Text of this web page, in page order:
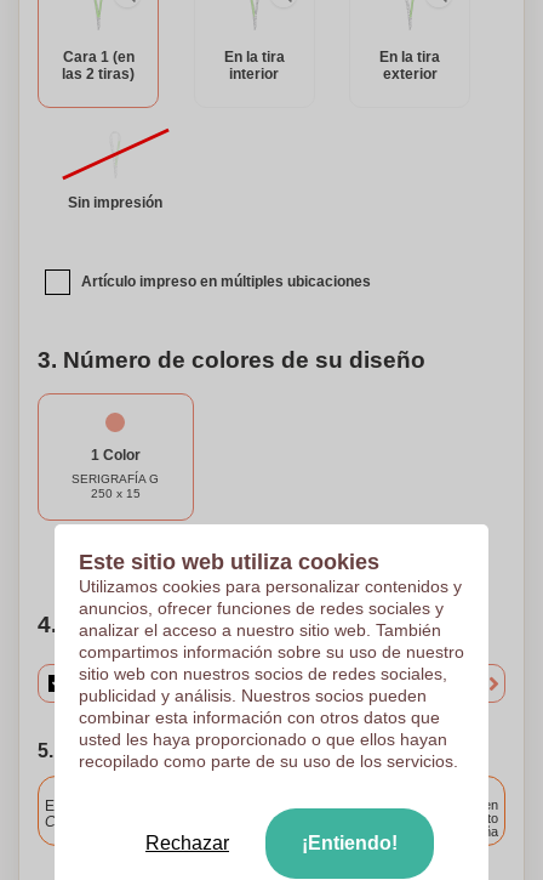
Cara 1 (en
las 2 tiras)
En la tira
interior
En la tira
exterior
Sin impresión
Artículo impreso en múltiples ubicaciones
3. Número de colores de su diseño
1 Color
SERIGRAFÍA G
250 x 15
¿Necesitas ayuda?Ayúdame a elegir
4. Elige tu cantidad
5. Elija su fecha de envío
Entrega estándar
Cargue y apruebe sus archivos antes de las 9.30 a.m.
Entrega en
cualquier punto
de España
Este sitio web utiliza cookies
Utilizamos cookies para personalizar contenidos y
anuncios, ofrecer funciones de redes sociales y
analizar el acceso a nuestro sitio web. También
compartimos información sobre su uso de nuestro
sitio web con nuestros socios de redes sociales,
publicidad y análisis. Nuestros socios pueden
combinar esta información con otros datos que
usted les haya proporcionado o que ellos hayan
recopilado como parte de su uso de los servicios.
Rechazar ¡Entiendo!